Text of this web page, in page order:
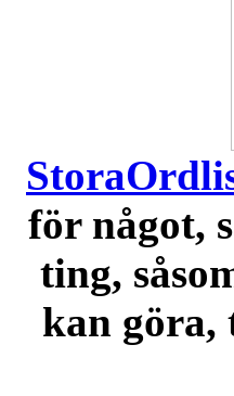
för något,
ting,
kan göra,